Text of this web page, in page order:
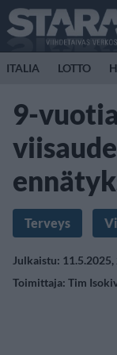
ITALIA LOTTO
9-
Terveys
Julkaistu: 11.5.2025,
Toimittaja: Tim